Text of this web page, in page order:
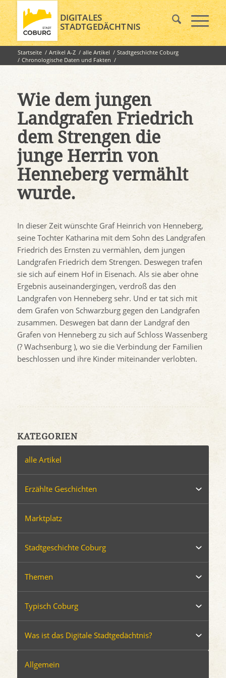
DIGITALES
STADTGEDÄCHTNIS
Startseite / Artikel A-Z / alle Artikel / Stadtgeschichte Coburg
/ Chronologische Daten und Fakten /
Wie dem jungen Landgrafen Friedrich dem Strengen die junge
Wie dem jungen
Landgrafen Friedrich
dem Strengen die
junge Herrin von
Henneberg vermählt
wurde.
In dieser Zeit wünschte Graf Heinrich von Henneberg,
seine Tochter Katharina mit dem Sohn des Landgrafen
Friedrich des Ernsten zu vermählen, dem jungen
Landgrafen Friedrich dem Strengen. Deswegen trafen
sie sich auf einem Hof in Eisenach. Als sie aber ohne
Ergebnis auseinandergingen, verdroß das den
Landgrafen von Henneberg sehr. Und er tat sich mit
dem Grafen von Schwarzburg gegen den Landgrafen
zusammen. Deswegen bat dann der Landgraf den
Grafen von Henneberg zu sich auf Schloss Wassenberg
(? Wachsenburg ), wo sie die Verbindung der Familien
beschlossen und ihre Kinder miteinander verlobten.
KATEGORIEN
alle Artikel
Erzählte Geschichten
Marktplatz
Stadtgeschichte Coburg
Themen
Typisch Coburg
Was ist das Digitale Stadtgedächtnis?
Allgemein